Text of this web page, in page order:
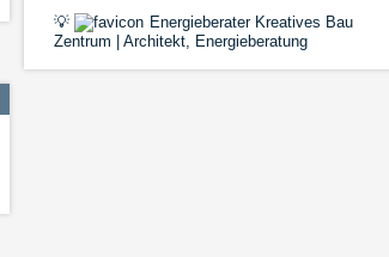
💡
Energieberater Kreatives Bau
Zentrum | Architekt, Energieberatung